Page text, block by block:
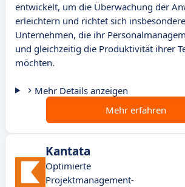
entwickelt, um die Überwachung der
erleichtern und richtet sich
Unternehmen, die ihr
und gleichzeitig die Produktivität ihrer
möchten.
Mehr Details anzeigen
Mehr erfahren
Kantata
Optimierte
Projektmanagement-